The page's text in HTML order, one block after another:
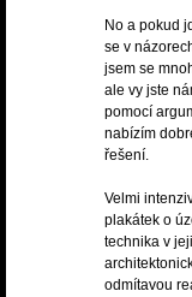
No a pokud
se v
jsem se
ale vy jste
pomocí
nabízím
řešení.
Velmi
plakátek o
technika v
odmítavou